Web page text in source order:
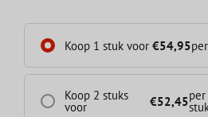
Koop 1 stuk voor €54,95
Koop 2 stuks
voor €52,45per